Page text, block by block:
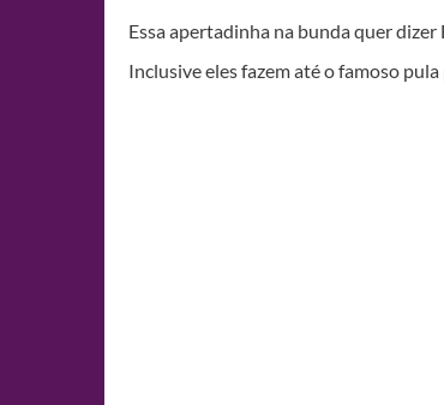
Essa apertadinha na bunda quer
Inclusive eles fazem até o famoso